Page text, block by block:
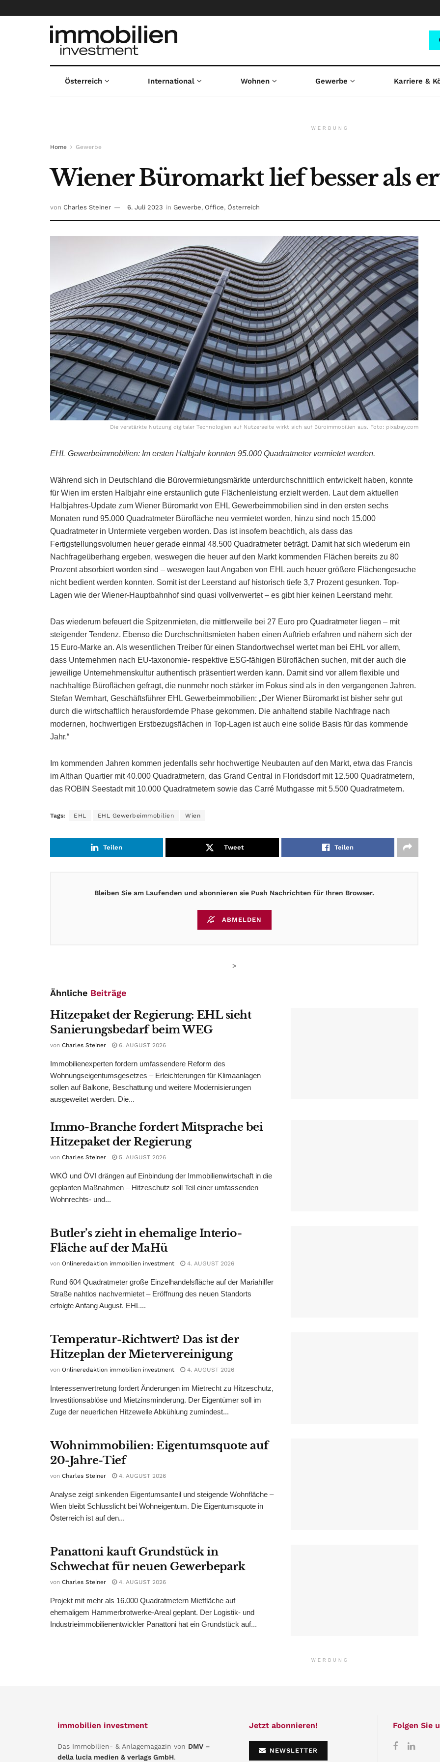
Österreich International Wohnen Gewerbe Karriere &
WERBUNG
Home Gewerbe
Wiener Büromarkt lief besser als
von Charles Steiner 6. Juli 2023 in Gewerbe, Office, Österreich
Die verstärkte Nutzung digitaler Technologien auf Nutzerseite wirkt sich auf Büroimmobilien aus. Foto: pixabay.com
EHL Gewerbeimmobilien: Im ersten Halbjahr konnten 95.000 Quadratmeter vermietet werden.
Während sich in Deutschland die Bürovermietungsmärkte unterdurchschnittlich entwickelt haben, konnte
für Wien im ersten Halbjahr eine erstaunlich gute Flächenleistung erzielt werden. Laut dem aktuellen
Halbjahres-Update zum Wiener Büromarkt von EHL Gewerbeimmobilien sind in den ersten sechs
Monaten rund 95.000 Quadratmeter Bürofläche neu vermietet worden, hinzu sind noch 15.000
Quadratmeter in Untermiete vergeben worden. Das ist insofern beachtlich, als dass das
Fertigstellungsvolumen heuer gerade einmal 48.500 Quadratmeter beträgt. Damit hat sich wiederum ein
Nachfrageüberhang ergeben, weswegen die heuer auf den Markt kommenden Flächen bereits zu 80
Prozent absorbiert worden sind – weswegen laut Angaben von EHL auch heuer größere Flächengesuche
nicht bedient werden konnten. Somit ist der Leerstand auf historisch tiefe 3,7 Prozent gesunken. Top-
Lagen wie der Wiener-Hauptbahnhof sind quasi vollverwertet – es gibt hier keinen Leerstand mehr.
Das wiederum befeuert die Spitzenmieten, die mittlerweile bei 27 Euro pro Quadratmeter liegen – mit
steigender Tendenz. Ebenso die Durchschnittsmieten haben einen Auftrieb erfahren und nähern sich der
15 Euro-Marke an. Als wesentlichen Treiber für einen Standortwechsel wertet man bei EHL vor allem,
dass Unternehmen nach EU-taxonomie- respektive ESG-fähigen Büroflächen suchen, mit der auch die
jeweilige Unternehmenskultur authentisch präsentiert werden kann. Damit sind vor allem flexible und
nachhaltige Büroflächen gefragt, die nunmehr noch stärker im Fokus sind als in den vergangenen Jahren.
Stefan Wernhart, Geschäftsführer EHL Gewerbeimmobilien: „Der Wiener Büromarkt ist bisher sehr gut
durch die wirtschaftlich herausfordernde Phase gekommen. Die anhaltend stabile Nachfrage nach
modernen, hochwertigen Erstbezugsflächen in Top-Lagen ist auch eine solide Basis für das kommende
Jahr.“
Im kommenden Jahren kommen jedenfalls sehr hochwertige Neubauten auf den Markt, etwa das Francis
im Althan Quartier mit 40.000 Quadratmetern, das Grand Central in Floridsdorf mit 12.500 Quadratmetern,
das ROBIN Seestadt mit 10.000 Quadratmetern sowie das Carré Muthgasse mit 5.500 Quadratmetern.
Tags: EHL EHL Gewerbeimmobilien Wien
Teilen Tweet Teilen
Bleiben Sie am Laufenden und abonnieren sie Push Nachrichten für Ihren Browser.
ABMELDEN
>
Ähnliche Beiträge
Hitzepaket der Regierung: EHL sieht
Sanierungsbedarf beim WEG
von Charles Steiner 6. AUGUST 2026
Immobilienexperten fordern umfassendere Reform des
Wohnungseigentumsgesetzes – Erleichterungen für Klimaanlagen
sollen auf Balkone, Beschattung und weitere Modernisierungen
ausgeweitet werden. Die...
Immo-Branche fordert Mitsprache bei
Hitzepaket der Regierung
von Charles Steiner 5. AUGUST 2026
WKÖ und ÖVI drängen auf Einbindung der Immobilienwirtschaft in die
geplanten Maßnahmen – Hitzeschutz soll Teil einer umfassenden
Wohnrechts- und...
Butler’s zieht in ehemalige Interio-
Fläche auf der MaHü
von Onlineredaktion immobilien investment 4. AUGUST 2026
Rund 604 Quadratmeter große Einzelhandelsfläche auf der Mariahilfer
Straße nahtlos nachvermietet – Eröffnung des neuen Standorts
erfolgte Anfang August. EHL...
Temperatur-Richtwert? Das ist der
Hitzeplan der Mietervereinigung
von Onlineredaktion immobilien investment 4. AUGUST 2026
Interessenvertretung fordert Änderungen im Mietrecht zu Hitzeschutz,
Investitionsablöse und Mietzinsminderung. Der Eigentümer soll im
Zuge der neuerlichen Hitzewelle Abkühlung zumindest...
Wohnimmobilien: Eigentumsquote auf
20-Jahre-Tief
von Charles Steiner 4. AUGUST 2026
Analyse zeigt sinkenden Eigentumsanteil und steigende Wohnfläche –
Wien bleibt Schlusslicht bei Wohneigentum. Die Eigentumsquote in
Österreich ist auf den...
Panattoni kauft Grundstück in
Schwechat für neuen Gewerbepark
von Charles Steiner 4. AUGUST 2026
Projekt mit mehr als 16.000 Quadratmetern Mietfläche auf
ehemaligem Hammerbrotwerke-Areal geplant. Der Logistik- und
Industrieimmobilienentwickler Panattoni hat ein Grundstück auf...
WERBUNG
immobilien investment
Das Immobilien- & Anlagemagazin von DMV –
della lucia medien & verlags GmbH.
Jetzt abonnieren!
NEWSLETTER
Folgen Sie